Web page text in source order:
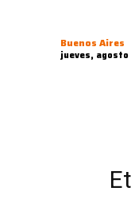
Buenos Aires
jueves,